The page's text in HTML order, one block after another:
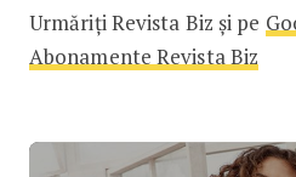
Urmăriți Revista Biz și pe
Abonamente Revista Biz